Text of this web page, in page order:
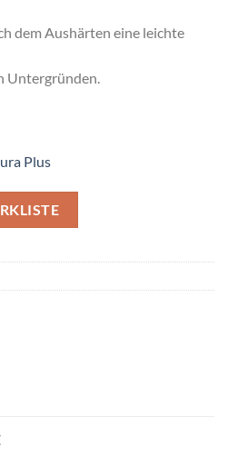
dem Aushärten eine leichte
Untergründen.
Plus